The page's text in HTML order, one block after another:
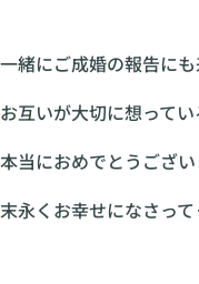
一緒にご成婚の報告に
お互いが大切に想って
本当におめでとうござい
末永くお幸せになさっ